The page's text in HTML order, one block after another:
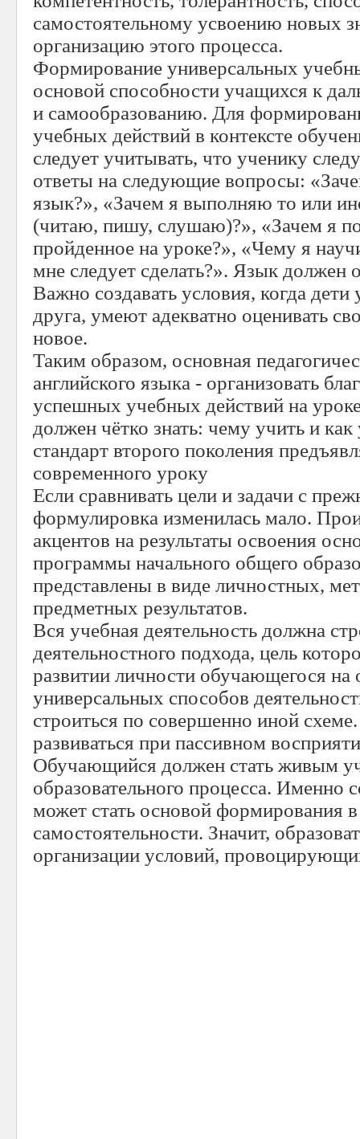
самостоятельному усвоению новых
организацию этого процесса.
Формирование универсальных
основой способности учащихся к
и самообразованию. Для
учебных действий в контексте
следует учитывать, что ученику
ответы на следующие вопросы:
язык?», «Зачем я выполняю то или
(читаю, пишу, слушаю)?», «Зачем я
пройденное на уроке?», «Чему я
мне следует сделать?». Язык должен
Важно создавать условия, когда дети
друга, умеют адекватно оценивать
новое.
Таким образом, основная
английского языка - организовать
успешных учебных действий на
должен чётко знать: чему учить и
стандарт второго поколения
современного уроку
Если сравнивать цели и задачи с
формулировка изменилась мало.
акцентов на результаты освоения
программы начального общего
представлены в виде личностных,
предметных результатов.
Вся учебная деятельность должна
деятельностного подхода, цель
развитии личности обучающегося на
универсальных способов
строиться по совершенно иной
развиваться при пассивном
Обучающийся должен стать живым
образовательного процесса. Именно
может стать основой формирования
самостоятельности. Значит,
организации условий,